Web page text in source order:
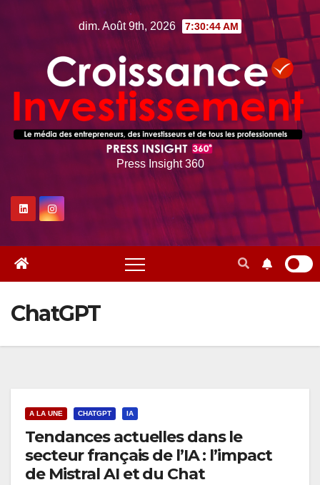
dim. Août 9th, 2026 7:30:45 AM
Press Insight 360
ChatGPT
A LA UNE CHATGPT IA
Tendances actuelles dans le
secteur français de l’IA : l’impact
de Mistral AI et du Chat